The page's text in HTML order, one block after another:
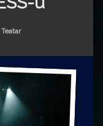
Kategorije:
Teatar